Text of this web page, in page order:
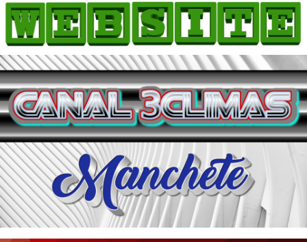
HOME
COMO ANUNCIAR
JORNAIS DO BRASIL
PODCAST/NOTÍCIAS
AS NOTÍCIAS DO DIA
ACONTECEU...VIROU MANCHETE!
BLOGS & COLUNAS